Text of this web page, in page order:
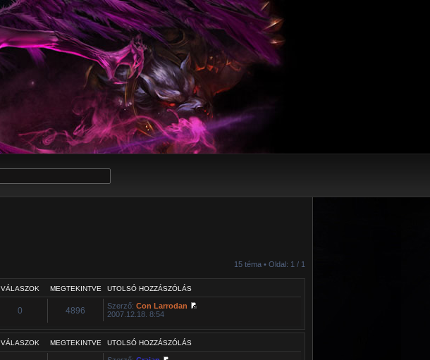
15 téma • Oldal: 1 / 1
VÁLASZOK MEGTEKINTVE UTOLSÓ HOZZÁSZÓLÁS
0 4896 Szerző:Con Larrodan
2007.12.18. 8:54
VÁLASZOK MEGTEKINTVE UTOLSÓ HOZZÁSZÓLÁS